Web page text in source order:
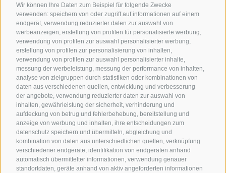
Wir können Ihre Daten zum Beispiel für folgende Zwecke
verwenden: speichern von oder zugriff auf informationen auf einem
endgerät, verwendung reduzierter daten zur auswahl von
werbeanzeigen, erstellung von profilen für personalisierte werbung,
verwendung von profilen zur auswahl personalisierter werbung,
erstellung von profilen zur personalisierung von inhalten,
verwendung von profilen zur auswahl personalisierter inhalte,
messung der werbeleistung, messung der performance von inhalten,
analyse von zielgruppen durch statistiken oder kombinationen von
daten aus verschiedenen quellen, entwicklung und verbesserung
der angebote, verwendung reduzierter daten zur auswahl von
inhalten, gewährleistung der sicherheit, verhinderung und
aufdeckung von betrug und fehlerbehebung, bereitstellung und
anzeige von werbung und inhalten, ihre entscheidungen zum
datenschutz speichern und übermitteln, abgleichung und
kombination von daten aus unterschiedlichen quellen, verknüpfung
verschiedener endgeräte, identifikation von endgeräten anhand
automatisch übermittelter informationen, verwendung genauer
standortdaten, geräte anhand von aktiv angeforderten informationen